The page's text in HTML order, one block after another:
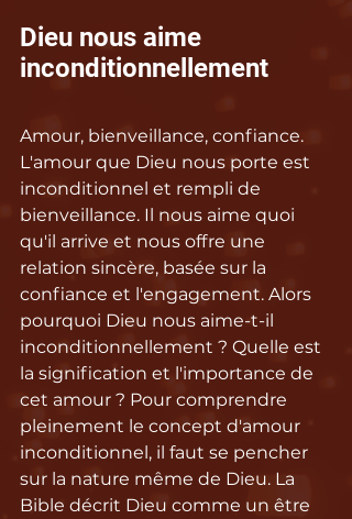
Dieu nous aime
inconditionnellement
Amour, bienveillance, confiance.
L'amour que Dieu nous porte est
inconditionnel et rempli de
bienveillance. Il nous aime quoi
qu'il arrive et nous offre une
relation sincère, basée sur la
confiance et l'engagement. Alors
pourquoi Dieu nous aime-t-il
inconditionnellement ? Quelle est
la signification et l'importance de
cet amour ? Pour comprendre
pleinement le concept d'amour
inconditionnel, il faut se pencher
sur la nature même de Dieu. La
Bible décrit Dieu comme un être